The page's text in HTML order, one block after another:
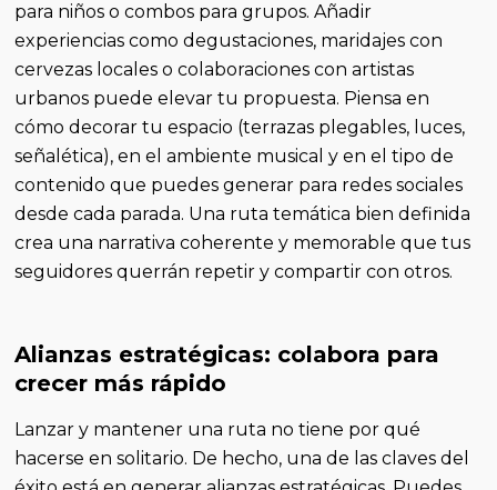
para niños o combos para grupos. Añadir
experiencias como degustaciones, maridajes con
cervezas locales o colaboraciones con artistas
urbanos puede elevar tu propuesta. Piensa en
cómo decorar tu espacio (terrazas plegables, luces,
señalética), en el ambiente musical y en el tipo de
contenido que puedes generar para redes sociales
desde cada parada. Una ruta temática bien definida
crea una narrativa coherente y memorable que tus
seguidores querrán repetir y compartir con otros.
Alianzas estratégicas: colabora para
crecer más rápido
Lanzar y mantener una ruta no tiene por qué
hacerse en solitario. De hecho, una de las claves del